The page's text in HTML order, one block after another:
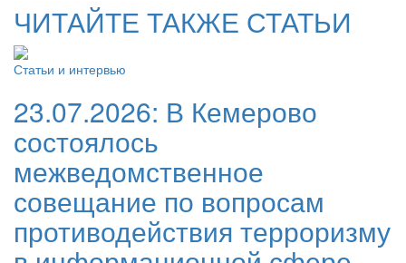
ЧИТАЙТЕ ТАКЖЕ СТАТЬИ
Статьи и интервью
23.07.2026: В Кемерово
состоялось
межведомственное
совещание по вопросам
противодействия терроризму